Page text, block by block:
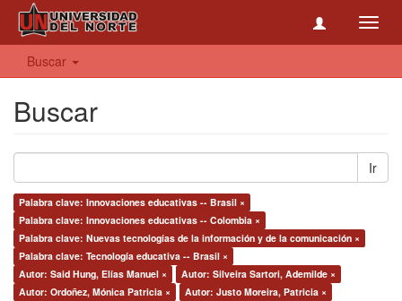
Buscar
Buscar
Ir
Palabra clave: Innovaciones educativas -- Brasil ×
Palabra clave: Innovaciones educativas -- Colombia ×
Palabra clave: Nuevas tecnologías de la información y de la comunicación ×
Palabra clave: Tecnología educativa -- Brasil ×
Autor: Said Hung, Elías Manuel ×
Autor: Silveira Sartori, Ademilde ×
Autor: Ordoñez, Mónica Patricia ×
Autor: Justo Moreira, Patricia ×